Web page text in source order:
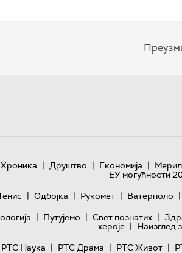
Хроника | Друштво | Економија |
ЕУ могућности
| Одбојка | Рукомет | Ватерполо |
| Путујемо | Свет познатих |
хероје | Наизглед
РТС Наука | РТС Драма | РТС Живот |